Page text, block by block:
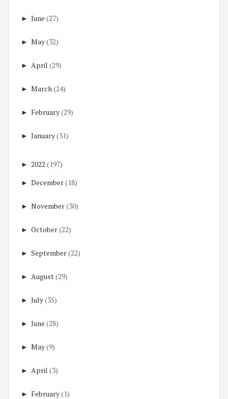
► June (27)
► May(32)
► April (29)
► March(24)
► February(29)
► January(31)
► 2022 (197)
► December(18)
► November(30)
► October(22)
► September(22)
► August(29)
► July(35)
► June (28)
► May(9)
► April (3)
► February(1)